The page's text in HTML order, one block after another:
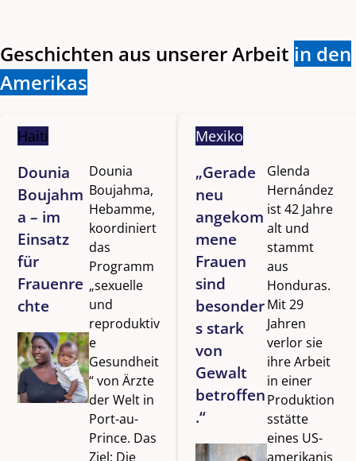
Geschichten aus unserer Arbeit in den
Amerikas
Haiti
Dounia
Boujahm
a – im
Einsatz
für
Frauenre
chte
Dounia
Boujahma,
Hebamme,
koordiniert
das
Programm
„sexuelle
und
reproduktiv
e
Gesundheit
“ von Ärzte
der Welt in
Port-au-
Prince. Das
Ziel: Die
Mexiko
„Gerade
neu
angekom
mene
Frauen
sind
besonder
s stark
von
Gewalt
betroffen
.“
Glenda
Hernández
ist 42 Jahre
alt und
stammt
aus
Honduras.
Mit 29
Jahren
verlor sie
ihre Arbeit
in einer
Produktion
sstätte
eines US-
amerikanis